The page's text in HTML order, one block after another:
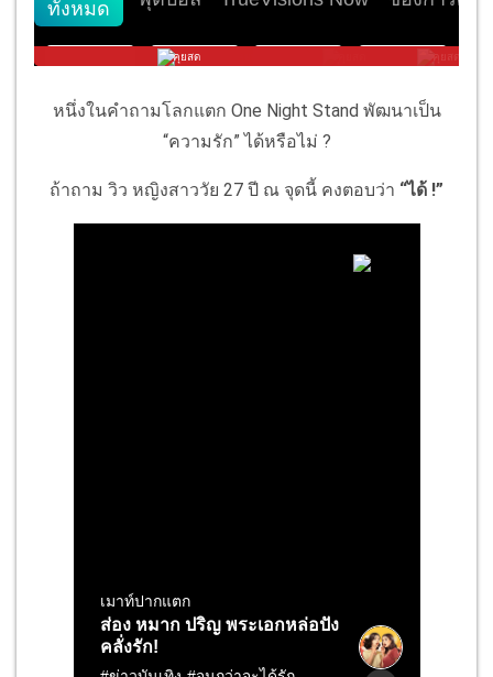
หนึ่งในคำถามโลกแตก One Night Stand พัฒนาเป็น
“ความรัก” ได้หรือไม่ ?
ถ้าถาม วิว หญิงสาววัย 27 ปี ณ จุดนี้ คงตอบว่า “ได้ !”